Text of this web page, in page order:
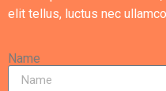
elit tellus, luctus nec
Name